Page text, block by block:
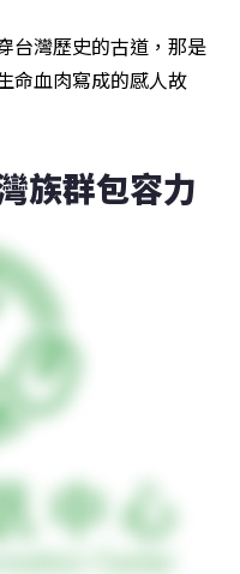
台灣歷史的古道，那是
命血肉寫成的感人故
族群包容力